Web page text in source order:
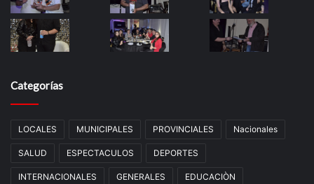
Categorías
LOCALES MUNICIPALES PROVINCIALES Nacionales
SALUD ESPECTACULOS DEPORTES
INTERNACIONALES GENERALES EDUCACIÒN